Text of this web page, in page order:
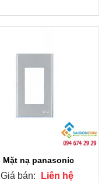
Mặt nạ panasonic
Giá bán: Liên hệ